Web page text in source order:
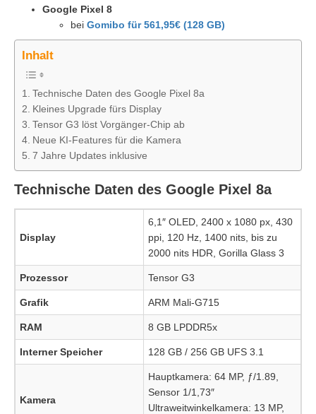
Google Pixel 8
bei Gomibo für 561,95€ (128 GB)
Inhalt
Technische Daten des Google Pixel 8a
Kleines Upgrade fürs Display
Tensor G3 löst Vorgänger-Chip ab
Neue KI-Features für die Kamera
7 Jahre Updates inklusive
Technische Daten des Google Pixel 8a
Display
6,1″ OLED, 2400 x 1080 px, 430
ppi, 120 Hz, 1400 nits, bis zu
2000 nits HDR, Gorilla Glass 3
Prozessor Tensor G3
Grafik ARM Mali-G715
RAM 8 GB LPDDR5x
Interner Speicher 128 GB / 256 GB UFS 3.1
Kamera
Hauptkamera: 64 MP, ƒ/1.89,
Sensor 1/1,73″
Ultraweitwinkelkamera: 13 MP,